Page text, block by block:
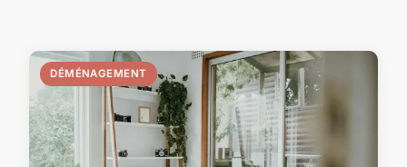
DÉMÉNAGEMENT